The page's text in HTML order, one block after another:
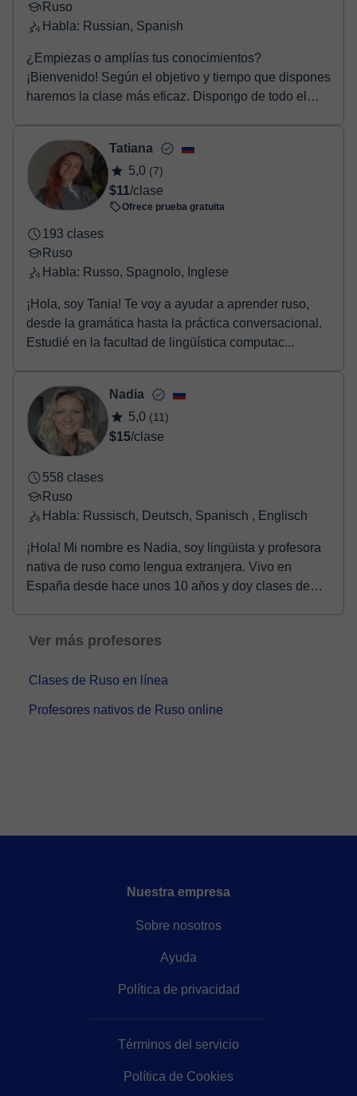
Ruso
Habla: Russian, Spanish
¿Empiezas o amplías tus conocimientos?
¡Bienvenido! Según el objetivo y tiempo que dispones
haremos la clase más eficaz. Dispongo de todo el
Tatiana
5,0 (7)
$11/clase
Ofrece prueba gratuita
193 clases
Ruso
Habla: Russo, Spagnolo, Inglese
¡Hola, soy Tania! Te voy a ayudar a aprender ruso,
desde la gramática hasta la práctica conversacional.
Estudié en la facultad de lingüística computac...
Nadia
5,0 (11)
$15/clase
558 clases
Ruso
Habla: Russisch, Deutsch, Spanisch , Englisch
¡Hola! Mi nombre es Nadia, soy lingüista y profesora
nativa de ruso como lengua extranjera. Vivo en
España desde hace unos 10 años y doy clases de
Ver más profesores
Clases de Ruso en línea
Profesores nativos de Ruso online
Nuestra empresa
Sobre nosotros
Ayuda
Política de privacidad
Términos del servicio
Política de Cookies